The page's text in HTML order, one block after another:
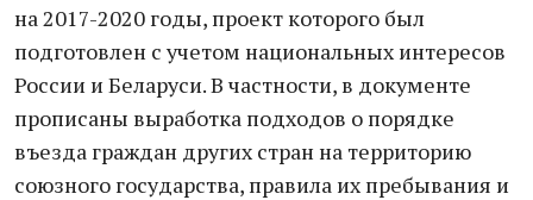
на 2017-2020 годы, проект которого был
подготовлен с учетом национальных интересов
России и Беларуси. В частности, в документе
прописаны выработка подходов о порядке
въезда граждан других стран на территорию
союзного государства, правила их пребывания и